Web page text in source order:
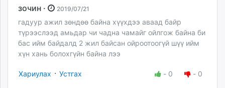
зочин · 2019/07/21
гадуур ажил зөндөө байна хүүхдээ аваад байр
түрээслээд амьдар чи чадна чамайг ойлгож байна би
бас ийм байдалд 2 жил байсан ойроотоогүй шүү ийм
хүн хань болохгүйн байна лээ
Хариулах · Устгах - 0 - 0